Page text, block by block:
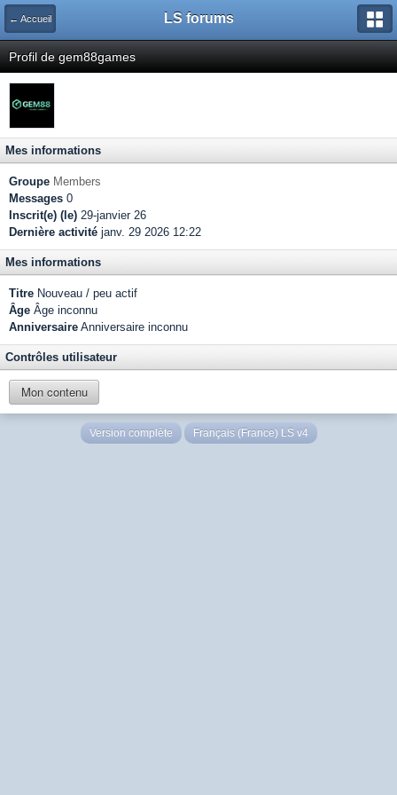
← Accueil LS forums
Profil de gem88games
Mes informations
Groupe Members
Messages 0
Inscrit(e) (le) 29-janvier 26
Dernière activité janv. 29 2026 12:22
Mes informations
Titre Nouveau / peu actif
Âge Âge inconnu
Anniversaire Anniversaire inconnu
Contrôles utilisateur
Mon contenu
Version complète Français (France) LS v4